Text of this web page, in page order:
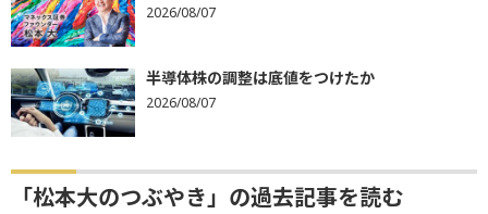
2026/08/07
半導体株の調整は底値をつけたか
2026/08/07
「松本大のつぶやき」の過去記事を読む